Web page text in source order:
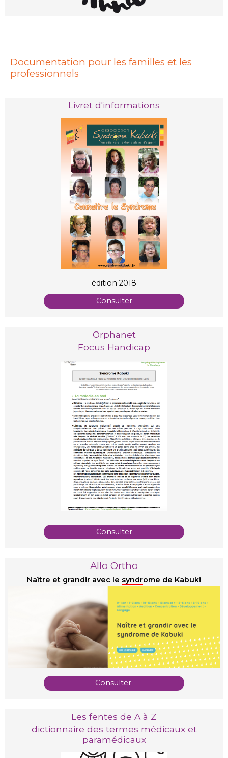
Documentation pour les familles et les
professionnels
Livret d'informations
édition 2018
Consulter
Orphanet
Focus Handicap
Consulter
Allo Ortho
Naître et grandir avec le syndrome de Kabuki
Consulter
Les fentes de A à Z
dictionnaire des termes médicaux et
paramédicaux